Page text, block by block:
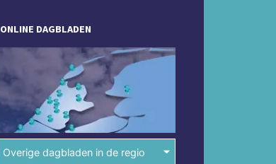
ONLINE DAGBLADEN
Overige dagbladen in de regio